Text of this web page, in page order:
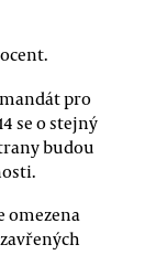
pro
se o stejný
budou
omezena